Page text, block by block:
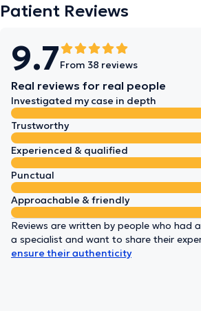
Patient Reviews
9.7From 38 reviews
Real reviews for real people
Investigated my case in depth
Trustworthy
Experienced & qualified
Punctual
Approachable & friendly
Reviews are written by people who had
a specialist and want to share their
ensure their authenticity